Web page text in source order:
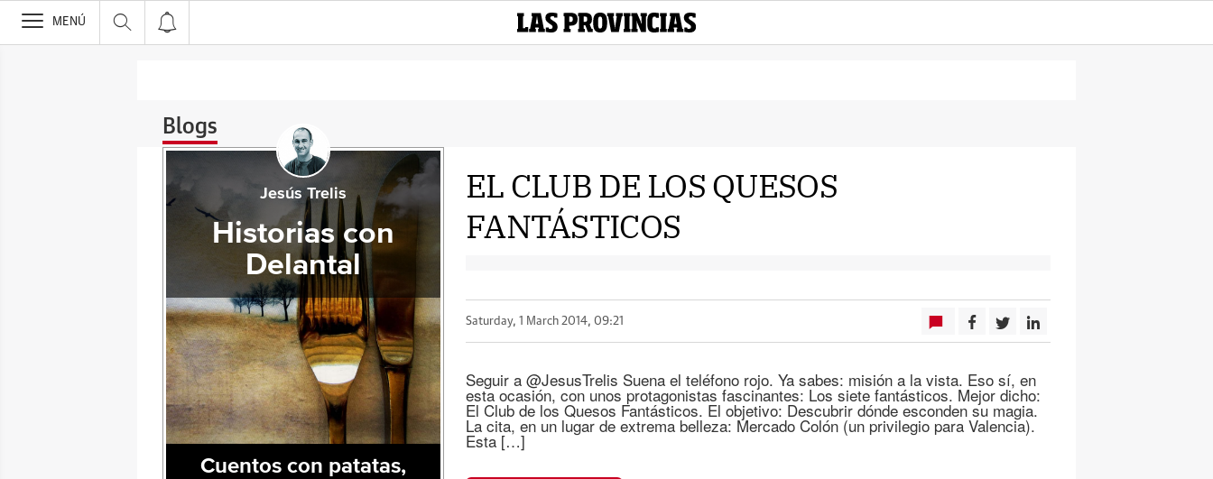
>
MENÚ
Blogs
EL CLUB DE LOS QUESOS
FANTÁSTICOS
Saturday, 1 March 2014, 09:21
Seguir a @JesusTrelis Suena el teléfono rojo. Ya sabes: misión a la vista. Eso sí, en
esta ocasión, con unos protagonistas fascinantes: Los siete fantásticos. Mejor dicho:
El Club de los Quesos Fantásticos. El objetivo: Descubrir dónde esconden su magia.
La cita, en un lugar de extrema belleza: Mercado Colón (un privilegio para Valencia).
Esta […]
Jesús Trelis
Historias con
Delantal
Cuentos con patatas,